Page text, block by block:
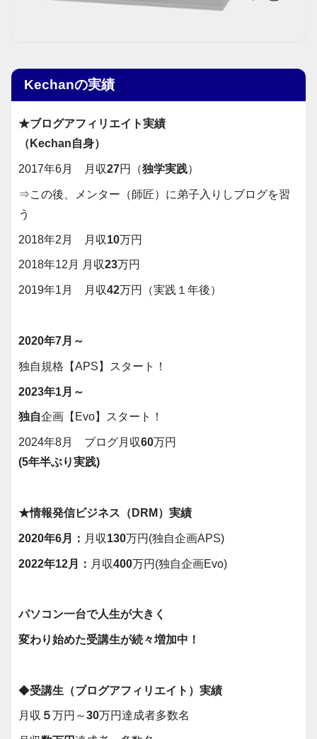
Kechanの実績
★ブログアフィリエイト実績
（Kechan自身）
2017年6月 月収27円（独学実践）
⇒この後、メンター（師匠）に弟子入りしブログを習
う
2018年2月 月収10万円
2018年12月 月収23万円
2019年1月 月収42万円（実践１年後）
2020年7月～
独自規格【APS】スタート！
2023年1月～
独自企画【Evo】スタート！
2024年8月 ブログ月収60万円
(5年半ぶり実践)
★情報発信ビジネス（DRM）実績
2020年6月： 月収130万円(独自企画APS)
2022年12月： 月収400万円(独自企画Evo)
パソコン一台で人生が大きく
変わり始めた受講生が続々増加中！
◆受講生（ブログアフィリエイト）実績
月収 ５ 万円～30万円達成者多数名